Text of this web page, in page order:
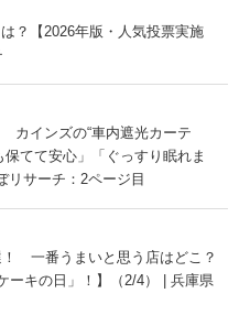
？【2026年版・人気投票実施
カインズの“車内遮光カーテ
てて安心」「ぐっすり眠れま
リサーチ：2ページ目
一番うまいと思う店はどこ？
ーキの日」！】（2/4） | 兵庫県